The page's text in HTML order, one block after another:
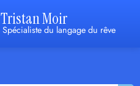
Tristan Moir
Spécialiste du langage du rêve